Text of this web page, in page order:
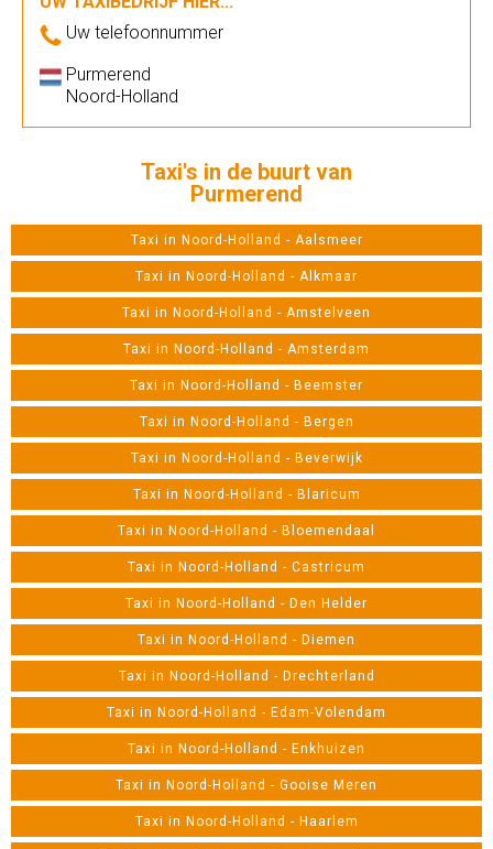
Uw telefoonnummer
Purmerend
Noord-Holland
Taxi's in de buurt van
Purmerend
Taxi in Noord-Holland - Aalsmeer
Taxi in Noord-Holland - Alkmaar
Taxi in Noord-Holland - Amstelveen
Taxi in Noord-Holland - Amsterdam
Taxi in Noord-Holland - Beemster
Taxi in Noord-Holland - Bergen
Taxi in Noord-Holland - Beverwijk
Taxi in Noord-Holland - Blaricum
Taxi in Noord-Holland - Bloemendaal
Taxi in Noord-Holland - Castricum
Taxi in Noord-Holland - Den Helder
Taxi in Noord-Holland - Diemen
Taxi in Noord-Holland - Drechterland
Taxi in Noord-Holland - Edam-Volendam
Taxi in Noord-Holland - Enkhuizen
Taxi in Noord-Holland - Gooise Meren
Taxi in Noord-Holland - Haarlem